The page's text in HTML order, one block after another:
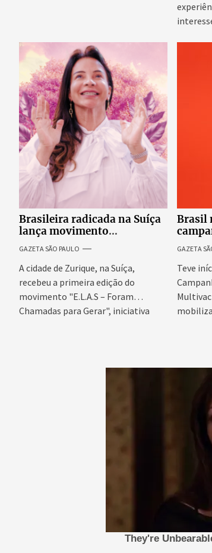
Brasileira radicada na Suíça
lança movimento
internacional voltado ao
fortalecimento da identidade
feminina
GAZETA SÃO PAULO
A cidade de Zurique, na Suíça,
recebeu a primeira edição do
movimento "E.L.A.S – Foram
Chamadas para Gerar", iniciativa
Brasil
GAZETA
Teve